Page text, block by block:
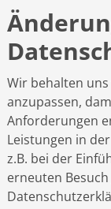
Wir behalten
anzupassen,
Anforderungen
Leistungen in
z.B. bei der
erneuten